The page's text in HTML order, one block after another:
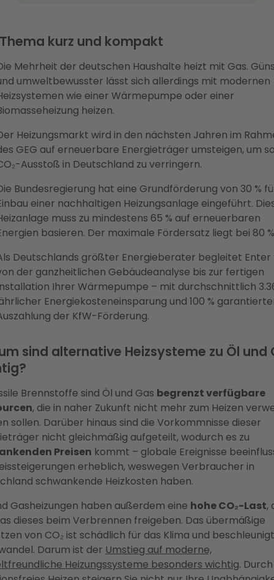
kurz und kompakt
Mehrheit der deutschen Haushalte heizt mit Gas.
umweltbewusster lässt sich allerdings mit modernen
wie einer Wärmepumpe oder einer
heizen.
Heizungsmarkt wird in den nächsten Jahren im
GEG auf erneuerbare Energieträger umsteigen, um
Ausstoß in Deutschland zu verringern.
Bundesregierung hat eine Grundförderung von 30 %
einer nachhaltigen Heizungsanlage eingeführt.
muss zu mindestens 65 % auf erneuerbaren
basieren. Der maximale Fördersatz liegt bei 80
Deutschlands größter Energieberater begleitet Enter
der ganzheitlichen Gebäudeanalyse bis zur fertigen
Ihrer Wärmepumpe – mit durchschnittlich
Energiekosteneinsparung und 100 %
der KfW-Förderung.
sind alternative Heizsysteme zu Öl und
Brennstoffe sind Öl und Gas begrenzt verfügbare
, die in naher Zukunft nicht mehr zum Heizen
sollen. Darüber hinaus sind die Vorkommnisse dieser
nicht gleichmäßig aufgeteilt, wodurch es zu
Preisen kommt – globale Ereignisse
erheblich, weswegen Verbraucher in
schwankende Heizkosten haben.
Gasheizungen haben außerdem eine hohe CO₂-Last,
dieses beim Verbrennen freigeben. Das übermäßige
von CO₂ ist schädlich für das Klima und
Darum ist der Umstieg auf moderne,
Heizungssysteme besonders wichtig. Durch